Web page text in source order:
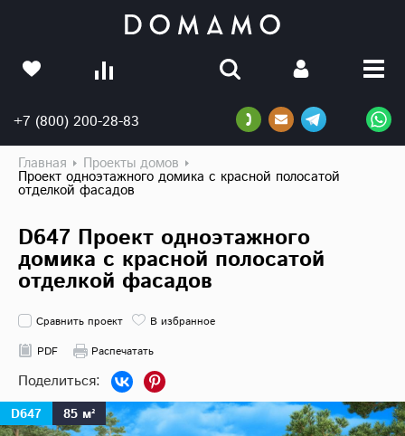
+7 (800) 200-28-83
Главная Проекты домов
Проект одноэтажного домика с красной полосатой
отделкой фасадов
D647 Проект одноэтажного
домика с красной полосатой
отделкой фасадов
Сравнить проект
В избранное
PDF
Распечатать
D647 85 м²